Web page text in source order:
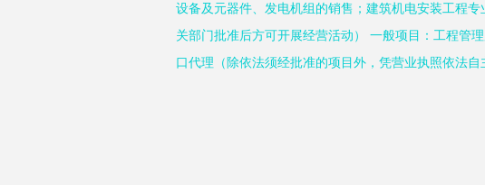
设备及元器件、发电机组的销售；建筑机电安装工程
关部门批准后方可开展经营活动） 一般项目：工程管
口代理（除依法须经批准的项目外，凭营业执照依法自